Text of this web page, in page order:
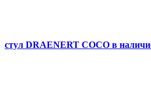
стул DRAENERT COCO в